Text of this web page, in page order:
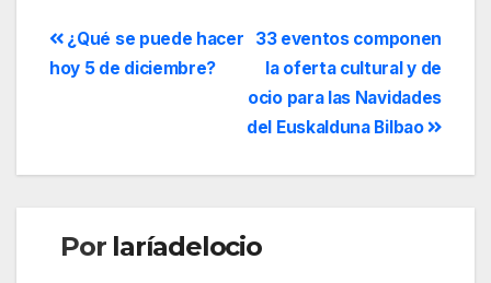
33 eventos componen
la oferta cultural y de
ocio para las Navidades
del Euskalduna Bilbao
¿Qué se puede hacer
hoy 5 de diciembre?
Por laríadelocio